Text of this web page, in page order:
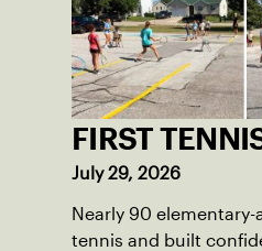
FIRST
July 29, 2026
Nearly 90 elementary-
tennis and built